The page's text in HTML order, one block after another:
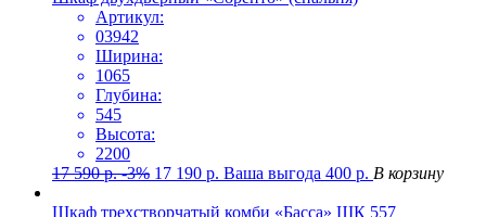
Артикул:
03942
Ширина:
1065
Глубина:
545
Высота:
2200
17 590р. -3% 17 190 р. Ваша выгода 400 р. В корзину
Шкаф трехстворчатый комби «Басса» ШК 557